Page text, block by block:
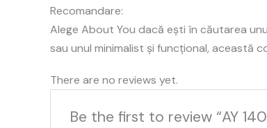
Recomandare:
Alege About You dacă ești în căutarea
sau unul minimalist și funcțional, această
There are no reviews yet.
Be the first to review “AY